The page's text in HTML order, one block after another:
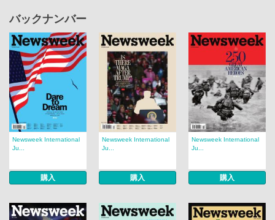
バックナンバー
Newsweek International
Ju...
購入
Newsweek International
Ju...
購入
Newsweek International
Ju...
購入